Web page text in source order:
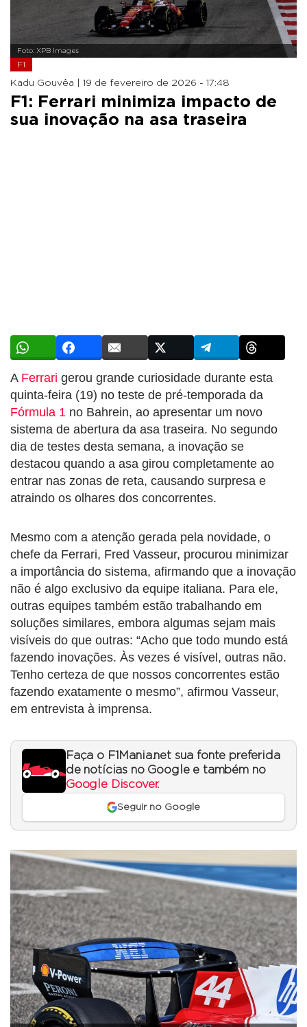
Foto: XPB Images
F1
Kadu Gouvêa | 19 de fevereiro de 2026 - 17:48
F1: Ferrari minimiza impacto de
sua inovação na asa traseira
A Ferrari gerou grande curiosidade durante esta
quinta-feira (19) no teste de pré-temporada da
Fórmula 1 no Bahrein, ao apresentar um novo
sistema de abertura da asa traseira. No segundo
dia de testes desta semana, a inovação se
destacou quando a asa girou completamente ao
entrar nas zonas de reta, causando surpresa e
atraindo os olhares dos concorrentes.
Mesmo com a atenção gerada pela novidade, o
chefe da Ferrari, Fred Vasseur, procurou minimizar
a importância do sistema, afirmando que a inovação
não é algo exclusivo da equipe italiana. Para ele,
outras equipes também estão trabalhando em
soluções similares, embora algumas sejam mais
visíveis do que outras: “Acho que todo mundo está
fazendo inovações. Às vezes é visível, outras não.
Tenho certeza de que nossos concorrentes estão
fazendo exatamente o mesmo”, afirmou Vasseur,
em entrevista à imprensa.
Faça o F1Mania.net sua fonte preferida
de notícias no Google e também no
Google Discover.
Seguir no Google